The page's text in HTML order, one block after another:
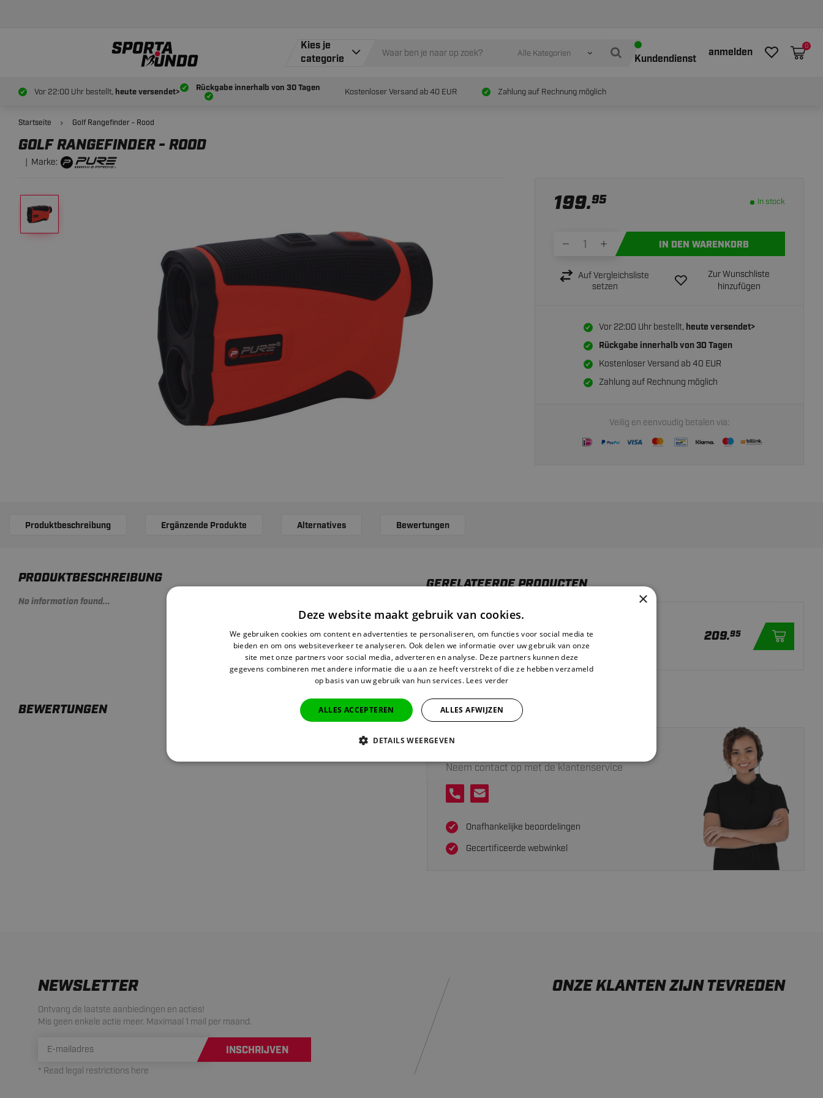
Kies je
categorie
Alle Kategorien Kundendienst
anmelden
0
Vor 22:00 Uhr bestellt, heute versendet> Rückgabe innerhalb von 30 Tagen Kostenloser Versand ab 40 EUR Zahlung auf Rechnung möglich
GOLF RANGEFINDER - ROOD
Marke:
Startseite Golf Rangefinder - Rood
Produktbeschreibung Ergänzende Produkte Alternatives Bewertungen
PRODUKTBESCHREIBUNG
No information found...
199.95 In stock
IN DEN WARENKORB
Auf Vergleichsliste
setzen
Zur Wunschliste
hinzufügen
Vor 22:00 Uhr bestellt, heute versendet>
Rückgabe innerhalb von30 Tagen
Kostenloser Versand ab 40 EUR
Zahlung auf Rechnung möglich
Veilig en eenvoudig betalen via:
GERELATEERDE PRODUCTEN
Golf Rangefinder - Zwart
Auf Lager 209.95
BEWERTUNGEN
Neem contact op met de klantenservice
Onafhankelijke beoordelingen
Gecertificeerde webwinkel
NEWSLETTER
Ontvang de laatste aanbiedingen en acties!
Mis geen enkele actie meer. Maximaal 1 mail per maand.
INSCHRIJVEN
* Read legal restrictions here
ONZE KLANTEN ZIJN TEVREDEN
×
Deze website maakt gebruik van cookies.
We gebruiken cookies om content en advertenties te personaliseren, om functies voor social media te
bieden en om ons websiteverkeer te analyseren. Ook delen we informatie over uw gebruik van onze
site met onze partners voor social media, adverteren en analyse. Deze partners kunnen deze
gegevens combineren met andere informatie die u aan ze heeft verstrekt of die ze hebben verzameld
op basis van uw gebruik van hun services. Lees verder
ALLES ACCEPTEREN ALLES AFWIJZEN
DETAILS WEERGEVEN